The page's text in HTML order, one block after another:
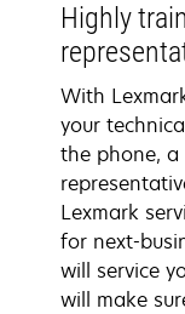
Highly
With
your
the phone, a
Lexmark
for next-
will service
will make